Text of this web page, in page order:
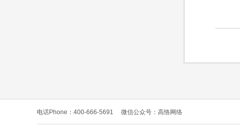
电话Phone：400-666-5691 微信公众号：高恪网络